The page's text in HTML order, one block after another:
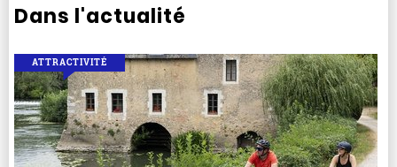
Dans l'actualité
ATTRACTIVITÉ